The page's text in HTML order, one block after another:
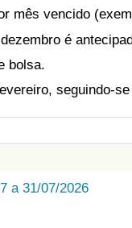
mês vencido
é
bolsa.
seguindo-
a 31/07/2026